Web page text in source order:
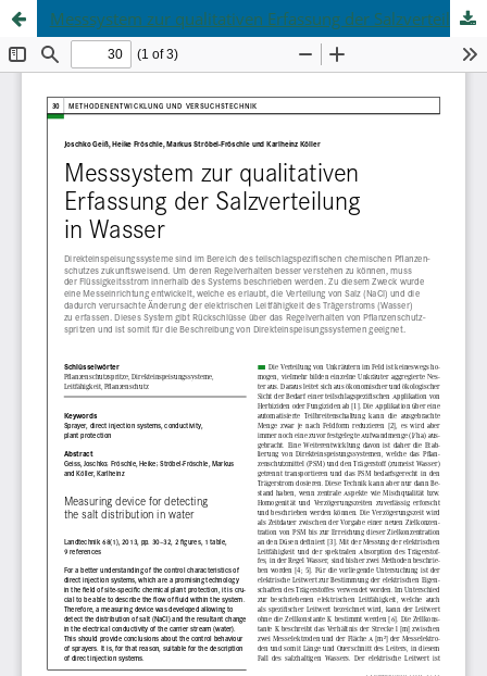
Messsystem zur qualitativen Erfassung der Salzverteilung in Wasser